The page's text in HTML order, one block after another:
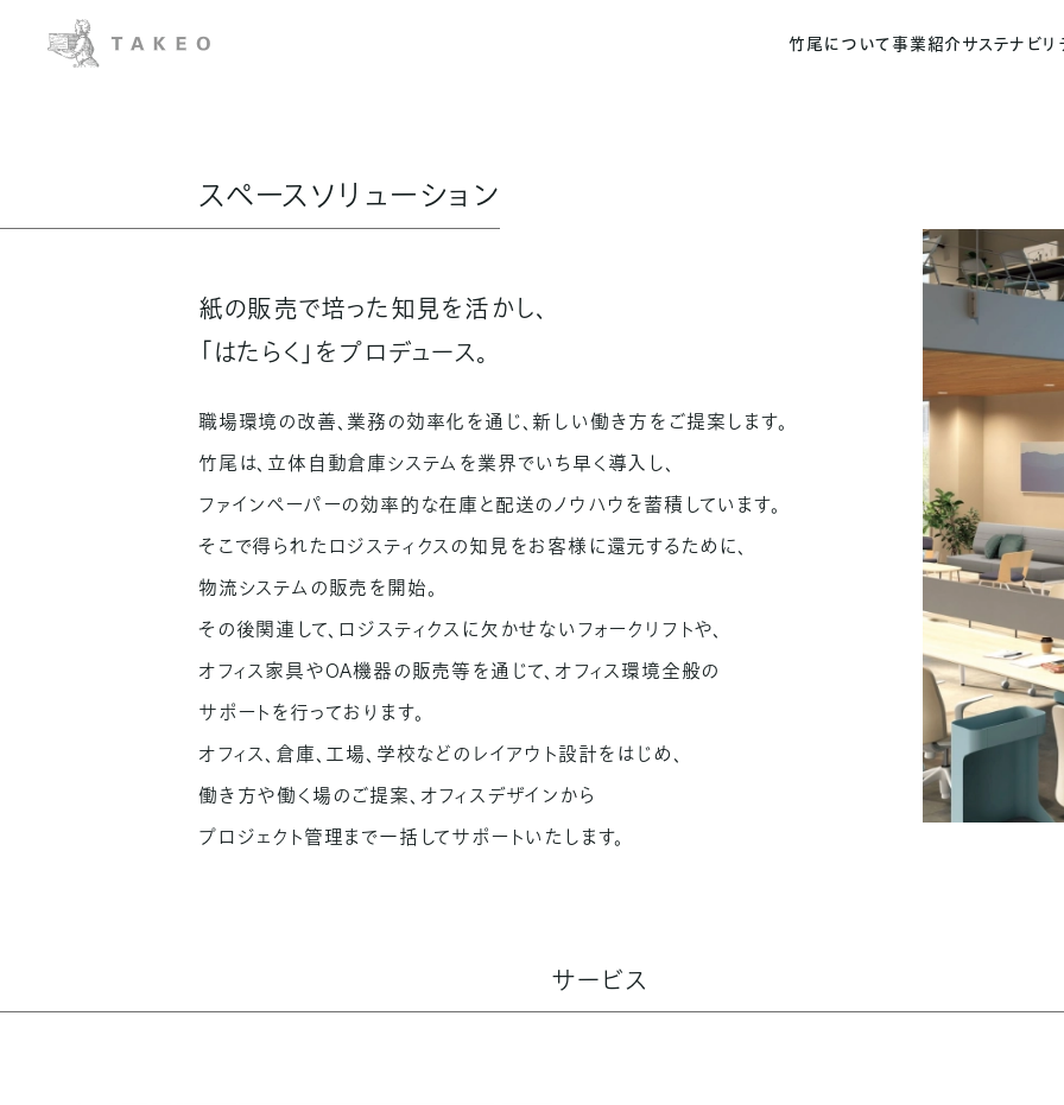
竹尾について事業紹介サステナビリ
スペースソリューション
紙の販売で培った知見を活かし、
「はたらく」をプロデュース。
職場環境の改善、業務の効率化を通じ、新しい働き方をご提案します。
竹尾は、立体自動倉庫システムを業界でいち早く導入し、
ファインペーパーの効率的な在庫と配送のノウハウを蓄積しています。
そこで得られたロジスティクスの知見をお客様に還元するために、
物流システムの販売を開始。
その後関連して、ロジスティクスに欠かせないフォークリフトや、
オフィス家具やOA機器の販売等を通じて、オフィス環境全般の
サポートを行っております。
オフィス、倉庫、工場、学校などのレイアウト設計をはじめ、
働き方や働く場のご提案、オフィスデザインから
プロジェクト管理まで一括してサポートいたします。
サービス